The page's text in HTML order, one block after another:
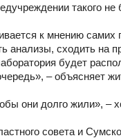
такого не
к мнению самих
анализы, сходить на
будет
– объясняет
они долго жили», –
совета и